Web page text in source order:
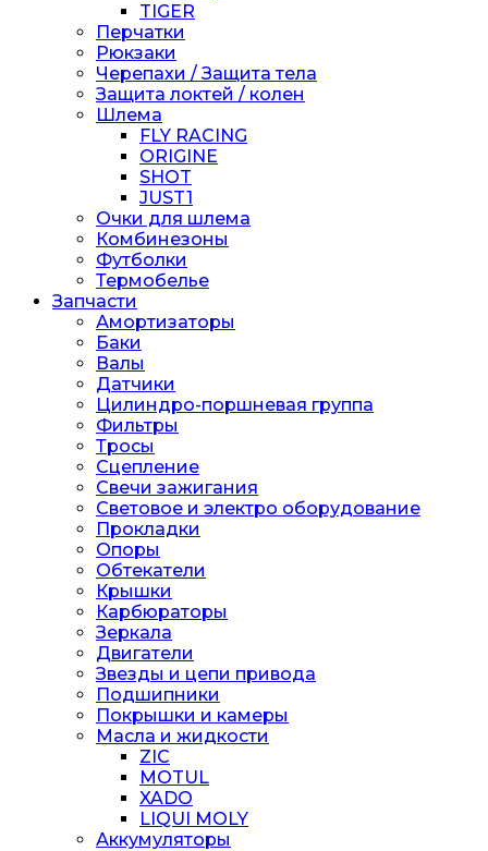
TIGER
Перчатки
Рюкзаки
Черепахи / Защита тела
Защита локтей / колен
Шлема
FLY RACING
ORIGINE
SHOT
JUST1
Очки для шлема
Комбинезоны
Футболки
Термобелье
Запчасти
Амортизаторы
Баки
Валы
Датчики
Цилиндро-поршневая группа
Фильтры
Тросы
Сцепление
Свечи зажигания
Световое и электро оборудование
Прокладки
Опоры
Обтекатели
Крышки
Карбюраторы
Зеркала
Двигатели
Звезды и цепи привода
Подшипники
Покрышки и камеры
Масла и жидкости
ZIC
MOTUL
XADO
LIQUI MOLY
Аккумуляторы